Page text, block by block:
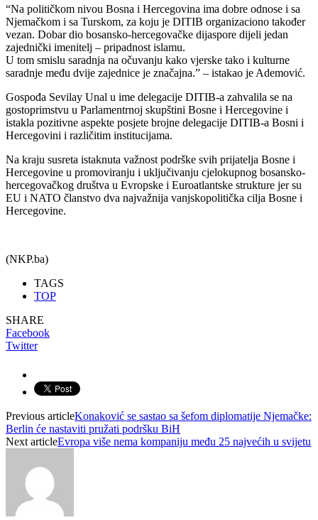
“Na političkom nivou Bosna i Hercegovina ima dobre odnose i sa
Njemačkom i sa Turskom, za koju je DITIB organizaciono također
vezan. Dobar dio bosansko-hercegovačke dijaspore dijeli jedan
zajednički imenitelj – pripadnost islamu.
U tom smislu saradnja na očuvanju kako vjerske tako i kulturne
saradnje među dvije zajednice je značajna.” – istakao je Ademović.
Gospođa Sevilay Unal u ime delegacije DITIB-a zahvalila se na
gostoprimstvu u Parlamentrnoj skupštini Bosne i Hercegovine i
istakla pozitivne aspekte posjete brojne delegacije DITIB-a Bosni i
Hercegovini i različitim institucijama.
Na kraju susreta istaknuta važnost podrške svih prijatelja Bosne i
Hercegovine u promoviranju i uključivanju cjelokupnog bosansko-
hercegovačkog društva u Evropske i Euroatlantske strukture jer su
EU i NATO članstvo dva najvažnija vanjskopolitička cilja Bosne i
Hercegovine.
(NKP.ba)
TAGS
TOP
SHARE
Facebook
Twitter
Previous articleKonaković se sastao sa šefom diplomatije Njemačke:
Berlin će nastaviti pružati podršku BiH
Next articleEvropa više nema kompaniju među 25 najvećih u svijetu